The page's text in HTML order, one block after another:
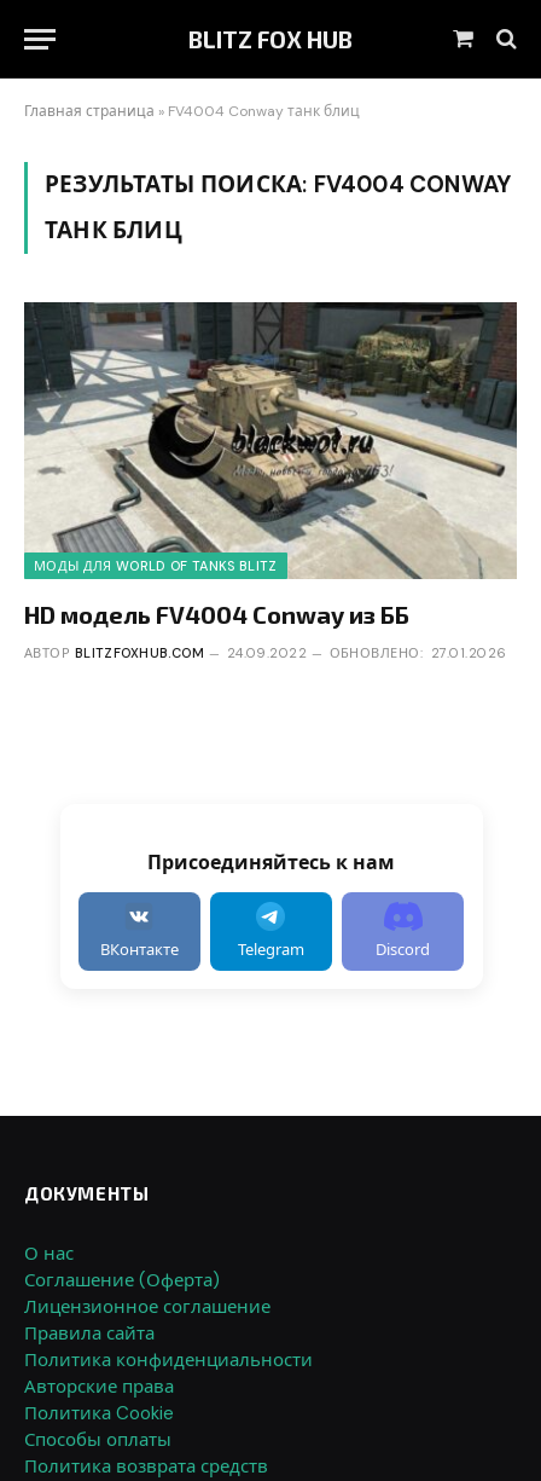
BLITZ FOX HUB Корзина
Главная страница » FV4004 Conway танк блиц
РЕЗУЛЬТАТЫ ПОИСКА: FV4004 CONWAY
ТАНК БЛИЦ
МОДЫ ДЛЯ WORLD OF TANKS BLITZ
HD модель FV4004 Conway из ББ
АВТОР BLITZFOXHUB.COM 24.09.2022 ОБНОВЛЕНО: 27.01.2026
Присоединяйтесь к нам
ВКонтакте Telegram Discord
ДОКУМЕНТЫ
О нас
Соглашение (Оферта)
Лицензионное соглашение
Правила сайта
Политика конфиденциальности
Авторские права
Политика Cookie
Способы оплаты
Политика возврата средств